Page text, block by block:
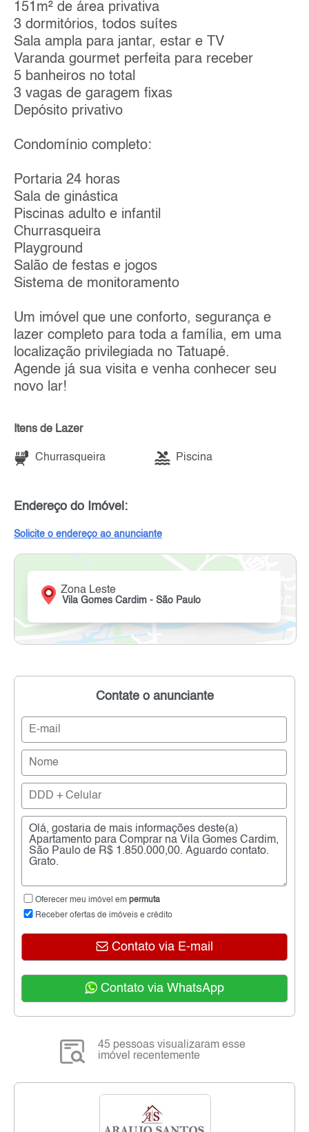
151m² de área privativa
3 dormitórios, todos suítes
Sala ampla para jantar, estar e TV
Varanda gourmet perfeita para receber
5 banheiros no total
3 vagas de garagem fixas
Depósito privativo
Condomínio completo:
Portaria 24 horas
Sala de ginástica
Piscinas adulto e infantil
Churrasqueira
Playground
Salão de festas e jogos
Sistema de monitoramento
Um imóvel que une conforto, segurança e
lazer completo para toda a família, em uma
localização privilegiada no Tatuapé.
Agende já sua visita e venha conhecer seu
novo lar!
Itens de Lazer
Churrasqueira Piscina
Endereço do Imóvel:
Solicite o endereço ao anunciante
Zona Leste
Vila Gomes Cardim - São Paulo
Contate o anunciante
Oferecer meu imóvel em permuta
Receber ofertas de imóveis e crédito
Contato via E-mail
Contato via WhatsApp
45 pessoas visualizaram esse
imóvel recentemente